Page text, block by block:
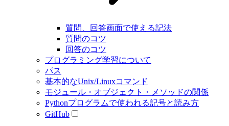
質問、回答画面で使える記法
質問のコツ
回答のコツ
プログラミング学習について
パス
基本的なUnix/Linuxコマンド
モジュール・オブジェクト・メソッドの関係
Pythonプログラムで使われる記号と読み方
GitHub